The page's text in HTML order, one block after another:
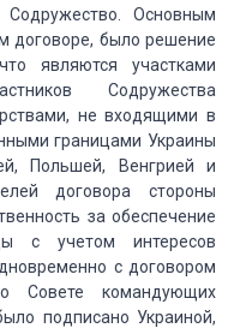
Основным
договоре, было решение
являются участками
Содружества
не входящими в
границами Украины
Польшей, Венгрией и
договора стороны
за обеспечение
сучетом интересов
с договором
Совете командующих
подписано Украиной,